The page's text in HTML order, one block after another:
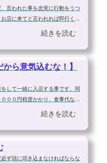
言われた事を忠実に行動をうつ
店に来てと言われれば即行く、
てしまう。ブランド物が欲しい
う。もしそうなら客の鏡です。
プレッ...
続きを読む
から意気込むな！】
して一緒に入店する事です。同
００円程度かかり、食事代など
入店した時のいつもの料金を含
ますがお気に入りの嬢と店外デ
トが...
続きを読む
ず頭に叩き込まなければならな